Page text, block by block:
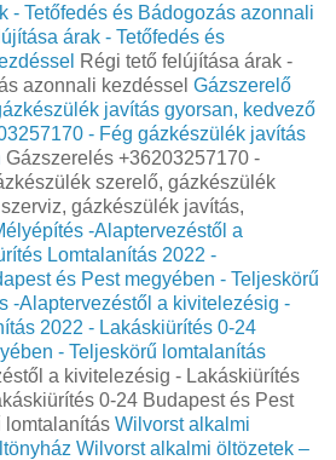
- Tetőfedés és Bádogozás azonnali
árak - Tetőfedés és
Régi tető felújítása árak -
azonnali kezdéssel Gázszerelő
javítás gyorsan, kedvező
- Fég gázkészülék javítás
Gázszerelés +36203257170 -
szerelő, gázkészülék
gázkészülék javítás,
-Alaptervezéstől a
Lomtalanítás‎ 2022 -
és Pest megyében‎ - Teljeskörű
-Alaptervezéstől a kivitelezésig -
2022 - Lakáskiürítés 0-24
- Teljeskörű lomtalanítás
a kivitelezésig - Lakáskiürítés
0-24 Budapest és Pest
lomtalanítás Wilvorst alkalmi
Wilvorst alkalmi öltözetek –